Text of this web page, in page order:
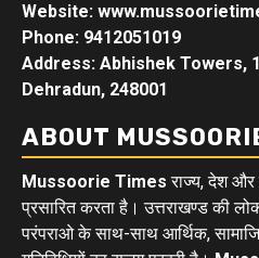
Website:
Phone: 9412051019
Address: Abhishek Towers,
Dehradun, 248001
ABOUT
Mussoorie Times राज्य, देश और
प्रसारित करता है। उत्तराखण्ड की
परंपराओ के साथ-साथ आर्थिक,